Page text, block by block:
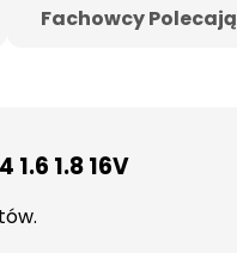
Fachowcy Polecają
1.6 1.8 16V